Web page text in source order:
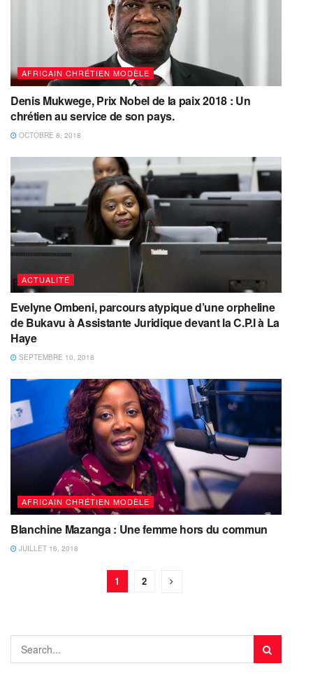
AFRICAIN CHRÉTIEN MODÈLE
Denis Mukwege, Prix Nobel de la paix 2018 : Un
chrétien au service de son pays.
OCTOBRE 8, 2018
ACTUALITÉ
Evelyne Ombeni, parcours atypique d’une orpheline
de Bukavu à Assistante Juridique devant la C.P.I à La
Haye
SEPTEMBRE 10, 2018
AFRICAIN CHRÉTIEN MODÈLE
Blanchine Mazanga : Une femme hors du commun
JUILLET 16, 2018
1 2